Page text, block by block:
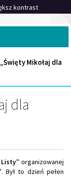
kontrast
Mikołaj dla
dla
organizowanej
. Był to dzień pełen